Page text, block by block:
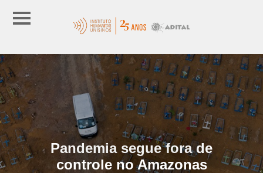
Pandemia segue fora de
controle no Amazonas